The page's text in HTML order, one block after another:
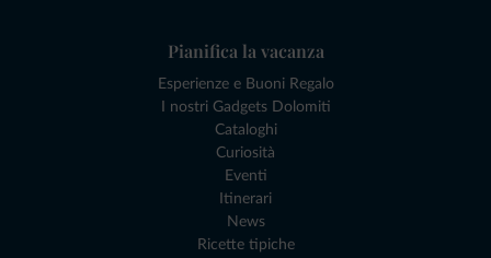
Pianifica la vacanza
Esperienze e Buoni Regalo
I nostri Gadgets Dolomiti
Cataloghi
Curiosità
Eventi
Itinerari
News
Ricette tipiche